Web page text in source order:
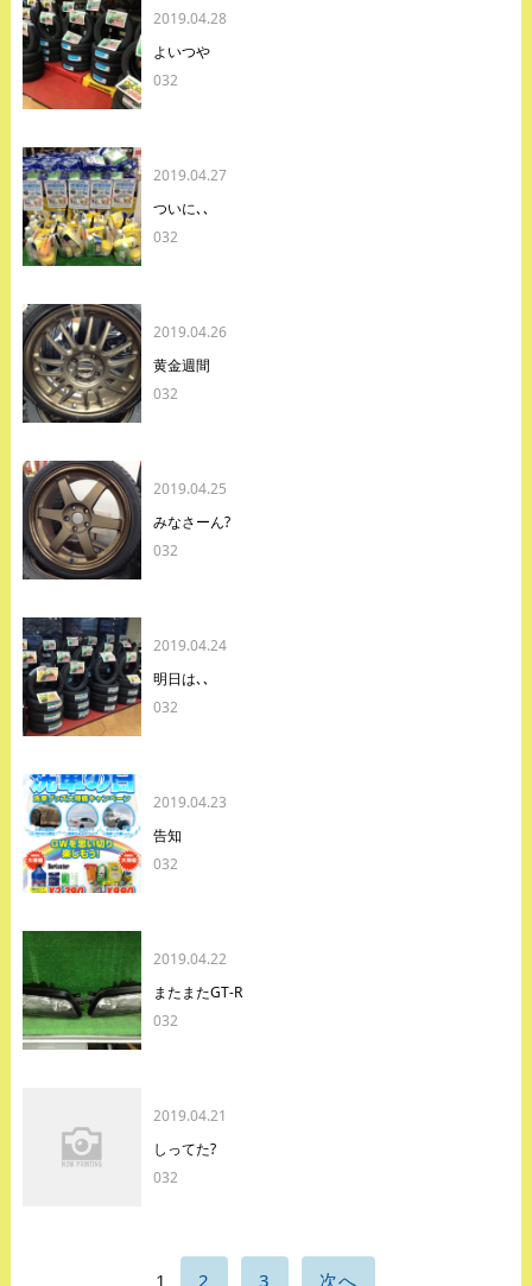
2019.04.28
よいつや
032
2019.04.27
ついに､､
032
2019.04.26
黄金週間
032
2019.04.25
みなさーん?
032
2019.04.24
明日は､､
032
2019.04.23
告知
032
2019.04.22
またまたGT-R
032
2019.04.21
しってた?
032
1 2 3 次へ